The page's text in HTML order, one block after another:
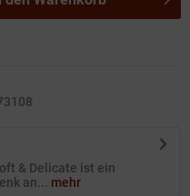
& Delicate ist ein
an... mehr